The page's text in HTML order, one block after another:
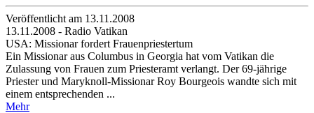
Veröffentlicht am 13­.11.2008
13.11.2008 - Radio Vatikan
USA: Missionar fordert Frauenpriestertum
Ein Missionar aus Columbus in Georgia hat vom Vatikan die
Zulassung von Frauen zum Priesteramt verlangt. Der 69-jährige
Priester und Maryknoll-Missionar Roy Bourgeois wandte sich mit
einem entsprechenden ...
Mehr